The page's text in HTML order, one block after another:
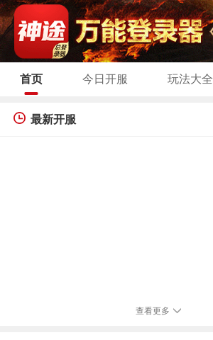
首页 今日开服 玩法大全
最新开服
查看更多